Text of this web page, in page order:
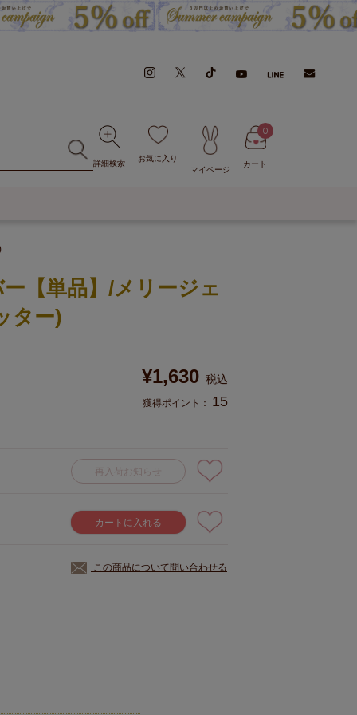
詳細検索
お気に入り
マイページ
カート
0
【単品】/メリージェ
ター)
¥1,630 税込
獲得ポイント： 15
再入荷お知らせ
カートに入れる
この商品について問い合わせる